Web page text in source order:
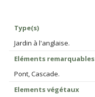
Type(s)
Jardin à l'anglaise.
Eléments remarquables
Pont, Cascade.
Elements végétaux